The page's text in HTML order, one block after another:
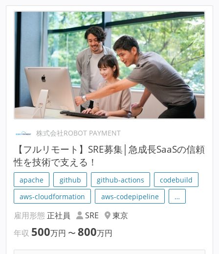
株式会社ROBOT PAYMENT
【フルリモート】SRE募集│急成長SaaSの信頼
性を技術で支える！
apache github github-actions
codebuild
aws-cloudformation
aws-codepipeline …
雇用形態 正社員 SRE
東京
年収 500万円 〜 800万円